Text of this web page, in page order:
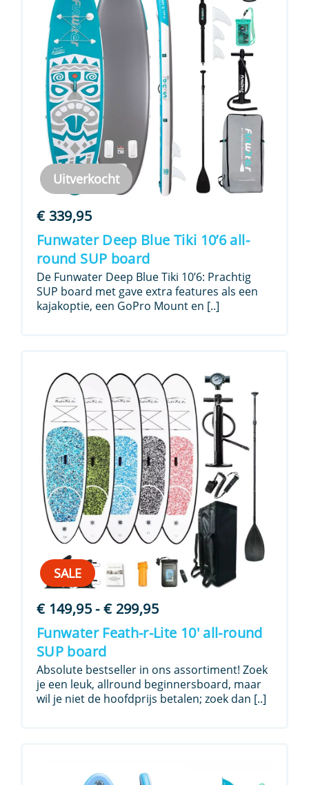
Uitverkocht
€339,95
Funwater Deep Blue Tiki 10’6 all-
round SUP board
De Funwater Deep Blue Tiki 10’6: Prachtig
SUP board met gave extra features als een
kajakoptie, een GoPro Mount en [..]
SALE
€149,95-€299,95Prijsklasse:
€ 149,95
€ 299,95
Funwater Feath-r-Lite 10′ all-round
SUP board
Absolute bestseller in ons assortiment! Zoek
je een leuk, allround beginnersboard, maar
wil je niet de hoofdprijs betalen; zoek dan [..]